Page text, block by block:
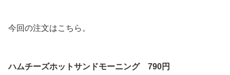
今回の注文はこちら。
ハムチーズホットサンドモーニング 790円